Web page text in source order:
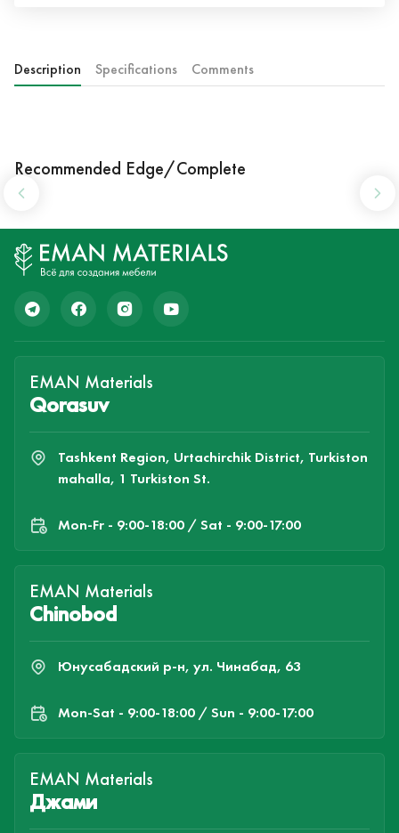
Description Specifications Comments
Recommended Edge/Complete
EMAN Materials
Qorasuv
Tashkent Region, Urtachirchik District, Turkiston
mahalla, 1 Turkiston St.
Mon-Fr - 9:00-18:00 / Sat - 9:00-17:00
EMAN Materials
Chinobod
Юнусабадский р-н, ул. Чинабад, 63
Mon-Sat - 9:00-18:00 / Sun - 9:00-17:00
EMAN Materials
Джами